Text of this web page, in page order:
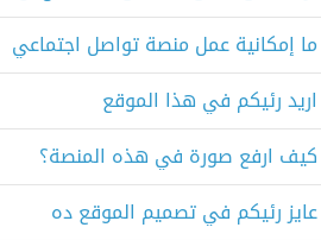
ما إمكانية عمل منصة تواصل اجتماعي
اريد رئيكم في هذا الموقع
كيف ارفع صورة في هذه المنصة؟
عايز رئيكم في تصميم الموقع ده